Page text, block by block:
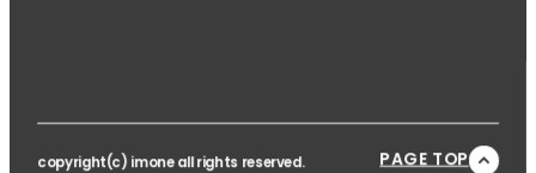
copyright(c) imone all rights reserved. PAGE TOP